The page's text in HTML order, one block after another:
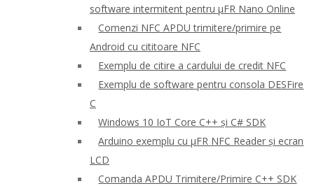
software intermitent pentru μFR Nano Online
Comenzi NFC APDU trimitere/primire pe
Android cu cititoare NFC
Exemplu de citire a cardului de credit NFC
Exemplu de software pentru consola DESFire
C
Windows 10 IoT Core C++ și C# SDK
Arduino exemplu cu μFR NFC Reader și ecran
LCD
Comanda APDU Trimitere/Primire C++ SDK